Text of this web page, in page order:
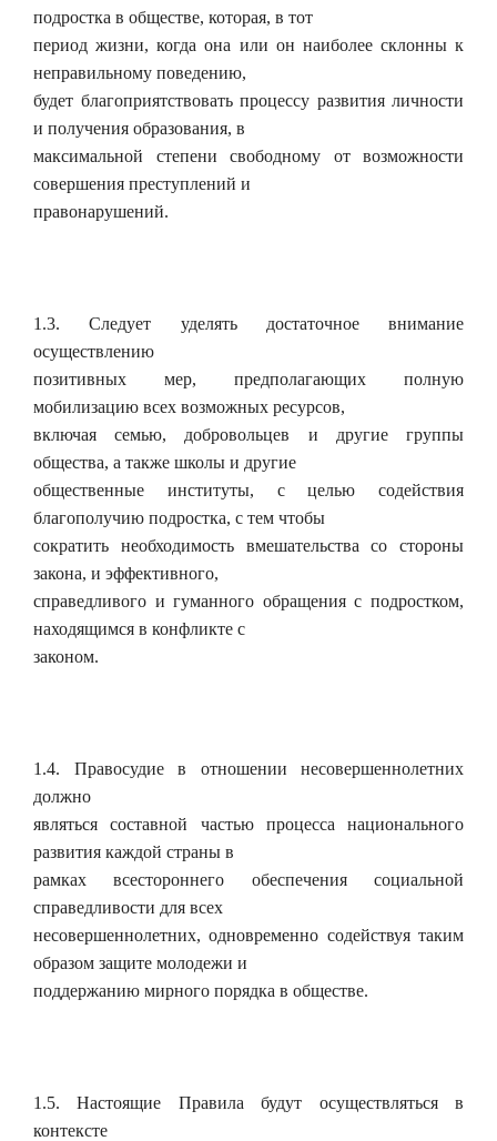
подростка в обществе, которая, в тот
период жизни, когда она или он наиболее склонны к
неправильному поведению,
будет благоприятствовать процессу развития личности
и получения образования, в
максимальной степени свободному от возможности
совершения преступлений и
правонарушений.
1.3. Следует уделять достаточное внимание
осуществлению
позитивных мер, предполагающих полную
мобилизацию всех возможных ресурсов,
включая семью, добровольцев и другие группы
общества, а также школы и другие
общественные институты, с целью содействия
благополучию подростка, с тем чтобы
сократить необходимость вмешательства со стороны
закона, и эффективного,
справедливого и гуманного обращения с подростком,
находящимся в конфликте с
законом.
1.4. Правосудие в отношении несовершеннолетних
должно
являться составной частью процесса национального
развития каждой страны в
рамках всестороннего обеспечения социальной
справедливости для всех
несовершеннолетних, одновременно содействуя таким
образом защите молодежи и
поддержанию мирного порядка в обществе.
1.5. Настоящие Правила будут осуществляться в
контексте